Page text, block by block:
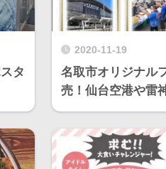
タ
2020-11-19
名取市オリジナル
売！仙台空港や雷